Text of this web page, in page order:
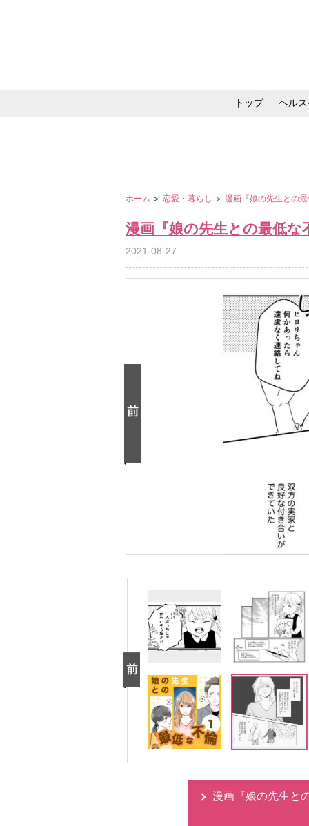
トップ ヘル
ホーム ＞ 恋愛・暮らし ＞ 漫画『娘の先生との
漫画『娘の先生との最低
2021-08-27
漫画『娘の先生と